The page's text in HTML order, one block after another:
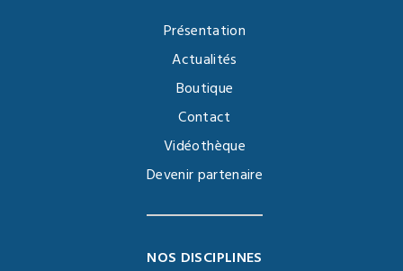
Présentation
Actualités
Boutique
Contact
Vidéothèque
Devenir partenaire
NOS DISCIPLINES